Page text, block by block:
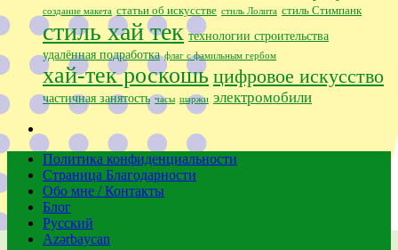
создание макета статьи об искусстве стиль Лолита стиль Стимпанк
стиль хай тек технологии строительства
удалённая подработка флаг с фамильным гербом
хай-тек роскошь цифровое искусство
частичная занятость часы шаржи электромобили
Политика конфиденциальности
Страница Благодарности
Обо мне / Контакты
Блог
Русский
Azərbaycan